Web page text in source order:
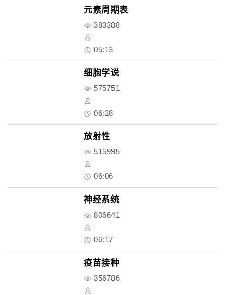
元素周期表
383388
05:13
细胞学说
575751
06:28
放射性
515995
06:06
神经系统
806641
06:17
疫苗接种
356786